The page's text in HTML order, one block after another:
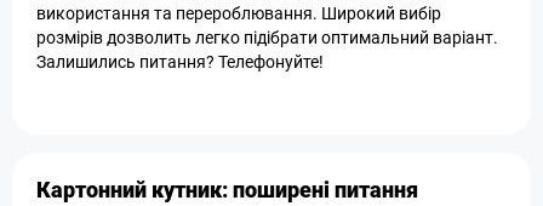
використання та перероблювання. Широкий вибір
розмірів дозволить легко підібрати оптимальний варіант.
Залишились питання? Телефонуйте!
Картонний кутник: поширені питання